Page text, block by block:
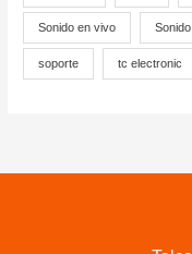
Sonido en vivo
soporte tc electronic